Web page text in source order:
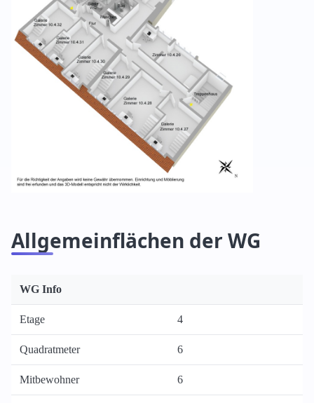
Allgemeinflächen der WG
WG Info
Etage 4
Quadratmeter 6
Mitbewohner 6